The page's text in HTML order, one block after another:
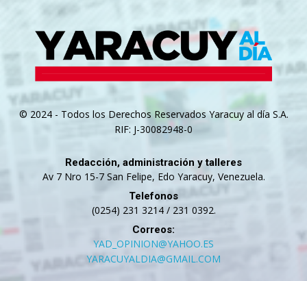
© 2024 - Todos los Derechos Reservados Yaracuy al día S.A.
RIF: J-30082948-0
Redacción, administración y talleres
Av 7 Nro 15-7 San Felipe, Edo Yaracuy, Venezuela.
Telefonos
(0254) 231 3214 / 231 0392.
Correos:
YAD_OPINION@YAHOO.ES
YARACUYALDIA@GMAIL.COM